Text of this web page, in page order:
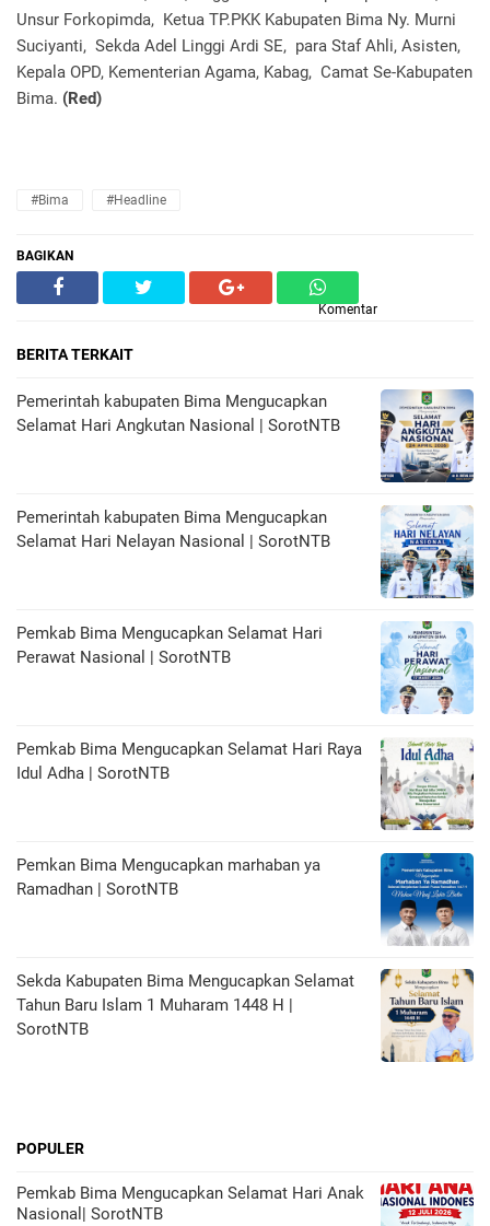
Unsur Forkopimda, Ketua TP.PKK Kabupaten Bima Ny. Murni
Suciyanti, Sekda Adel Linggi Ardi SE, para Staf Ahli, Asisten,
Kepala OPD, Kementerian Agama, Kabag, Camat Se-Kabupaten
Bima. (Red)
#Bima #Headline
BAGIKAN
Komentar
BERITA TERKAIT
Pemerintah kabupaten Bima Mengucapkan
Selamat Hari Angkutan Nasional | SorotNTB
Pemerintah kabupaten Bima Mengucapkan
Selamat Hari Nelayan Nasional | SorotNTB
Pemkab Bima Mengucapkan Selamat Hari
Perawat Nasional | SorotNTB
Pemkab Bima Mengucapkan Selamat Hari Raya
Idul Adha | SorotNTB
Pemkan Bima Mengucapkan marhaban ya
Ramadhan | SorotNTB
Sekda Kabupaten Bima Mengucapkan Selamat
Tahun Baru Islam 1 Muharam 1448 H |
SorotNTB
POPULER
Pemkab Bima Mengucapkan Selamat Hari Anak
Nasional| SorotNTB